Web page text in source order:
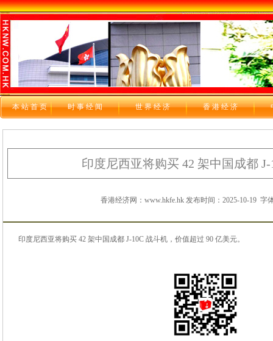
本站首页 时 事 经 闻 世 界 经 济 香 港 经 济
印度尼西亚将购买 42 架中国成都 J-
香港经济网：www.hkfe.hk 发布时间：2025-10-19 字
印度尼西亚将购买 42 架中国成都 J-10C 战斗机，价值超过 90 亿美元。